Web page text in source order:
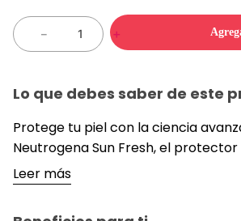
＋
－
Lo que debes saber de este
Protege tu piel con la ciencia
Neutrogena Sun Fresh, el
diseñado específicamente para las
las pieles mixtas a grasas. Su
Leer más